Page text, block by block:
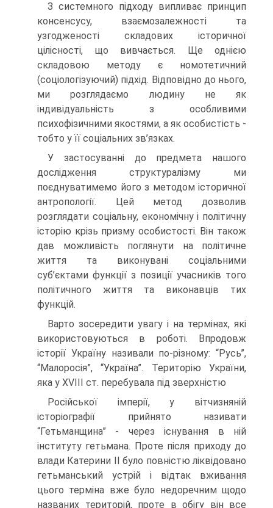
З системного підходу випливає принцип
консенсусу, взаємозалежності та
узгодженості складових історичної
цілісності, що вивчається. Ще однією
складовою методу є номотетичний
(соціологізуючий) підхід. Відповідно до нього,
ми розглядаємо людину не як
індивідуальність з особливими
психофізичними якостями, а як особистість -
тобто у її соціальних зв’язках.
У застосуванні до предмета нашого
дослідження структуралізму ми
поєднуватимемо його з методом історичної
антропології. Цей метод дозволив
розглядати соціальну, економічну і політичну
історію крізь призму особистості. Він також
дав можливість поглянути на політичне
життя та виконувані соціальними
суб’єктами функції з позиції учасників того
політичного життя та виконавців тих
функцій.
Варто зосередити увагу і на термінах, які
використовуються в роботі. Впродовж
історії Україну називали по-різному: “Русь”,
“Малоросія”, “Україна”. Територію України,
яка у XVIII ст. перебувала під зверхністю
Російської імперії, у вітчизняній
історіографії прийнято називати
“Гетьманщина” - через існування в ній
інституту гетьмана. Проте після приходу до
влади Катерини ІІ було повністю ліквідовано
гетьманський устрій і відтак вживання
цього терміна вже було недоречним щодо
названих територій, проте в обігу він все